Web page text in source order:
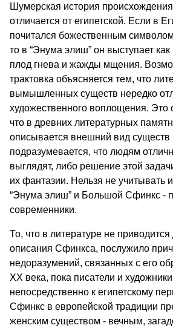
Шумерская история
отличается от египетской. Если в
почитался божественным
то в “Энума элиш” он выступает
плод гнева и жажды мщения.
трактовка объясняется тем, что
вымышленных существ нередко
художественного воплощения. Это
что в древних литературных
описывается внешний вид существ
подразумевается, что людям
выглядят, либо решение этой
их фантазии. Нельзя не учитывать и
“Энума элиш” и Большой Сфинкс -
современники.
То, что в литературе не приводится
описания Сфинкса, послужило
недоразумений, связанных с его
XX века, пока писатели и
непосредственно к египетскому
Сфинкс в европейской традиции
женским существом - вечным,